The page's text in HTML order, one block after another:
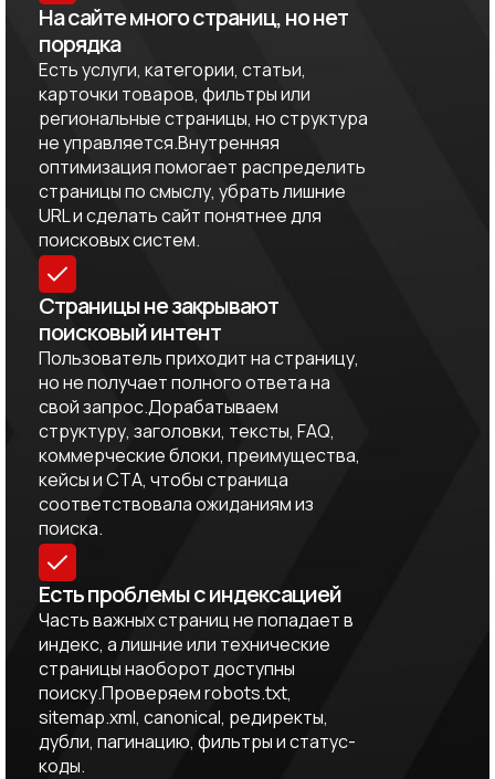
На сайте много страниц, но нет
порядка
Есть услуги, категории, статьи,
карточки товаров, фильтры или
региональные страницы, но структура
не управляется.Внутренняя
оптимизация помогает распределить
страницы по смыслу, убрать лишние
URL и сделать сайт понятнее для
поисковых систем.
Страницы не закрывают
поисковый интент
Пользователь приходит на страницу,
но не получает полного ответа на
свой запрос.Дорабатываем
структуру, заголовки, тексты, FAQ,
коммерческие блоки, преимущества,
кейсы и CTA, чтобы страница
соответствовала ожиданиям из
поиска.
Есть проблемы с индексацией
Часть важных страниц не попадает в
индекс, а лишние или технические
страницы наоборот доступны
поиску.Проверяем robots.txt,
sitemap.xml, canonical, редиректы,
дубли, пагинацию, фильтры и статус-
коды.